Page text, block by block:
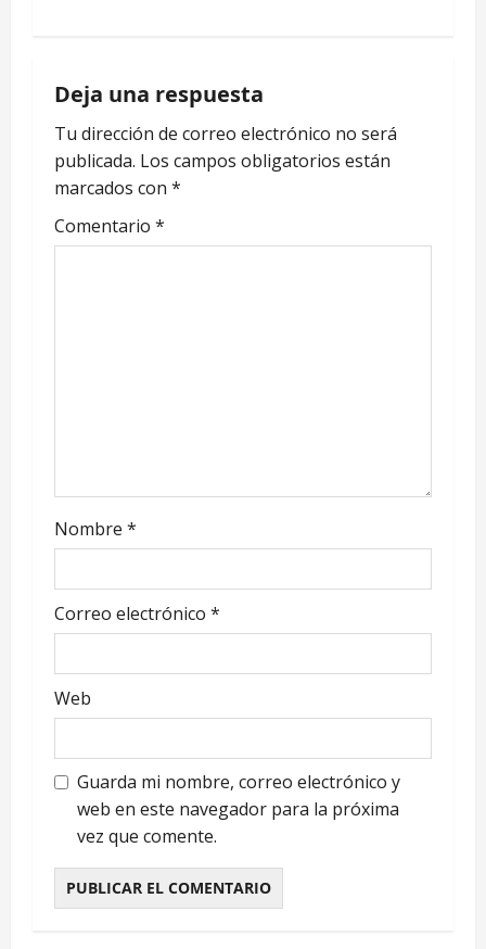
v
e
g
a
e
n
t
r
a
d
s
Deja una respuesta
Tu dirección de correo electrónico no será
publicada. Los campos obligatorios están
marcados con *
Comentario *
Nombre *
Correo electrónico *
Web
Guarda mi nombre, correo electrónico y
web en este navegador para la próxima
vez que comente.